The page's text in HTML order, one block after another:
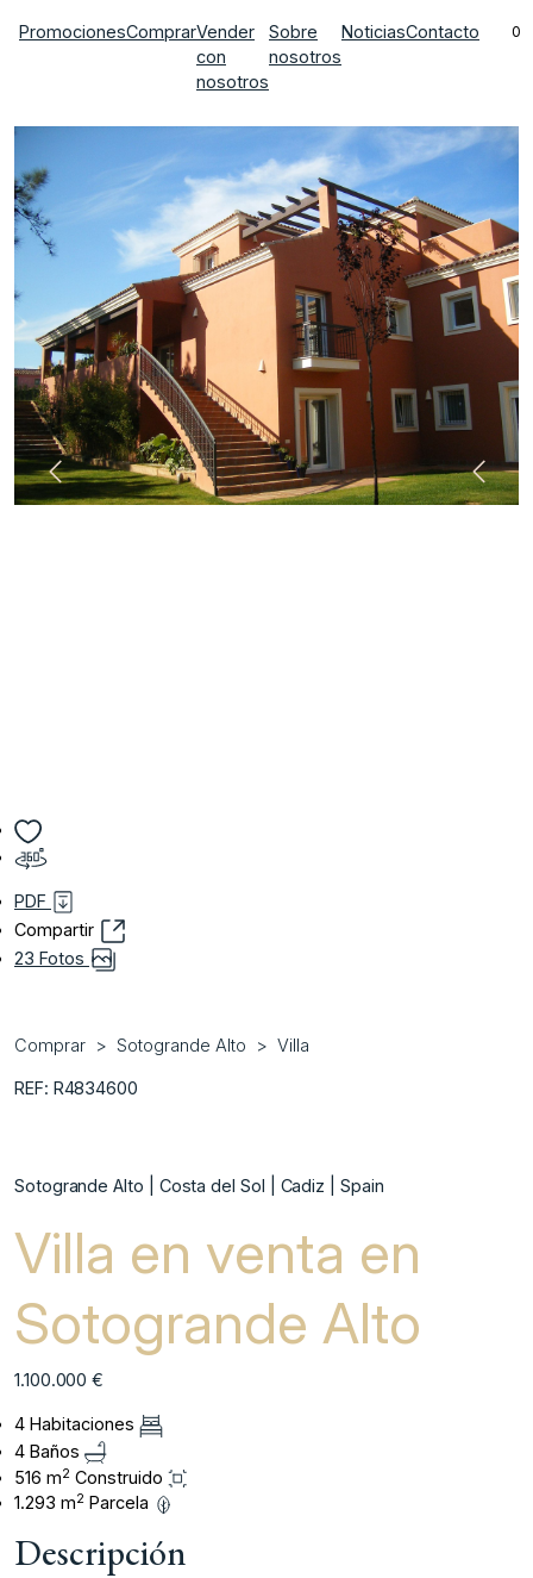
PromocionesComprarVender
con
nosotros
Sobre
nosotros
NoticiasContacto 0
PDF
Compartir
23 Fotos
Comprar Sotogrande Alto Villa
REF: R4834600
Sotogrande Alto | Costa del Sol | Cadiz | Spain
Villa en venta en
Sotogrande Alto
1.100.000 €
4 Habitaciones
4 Baños
516 m2 Construido
1.293 m2 Parcela
Descripción